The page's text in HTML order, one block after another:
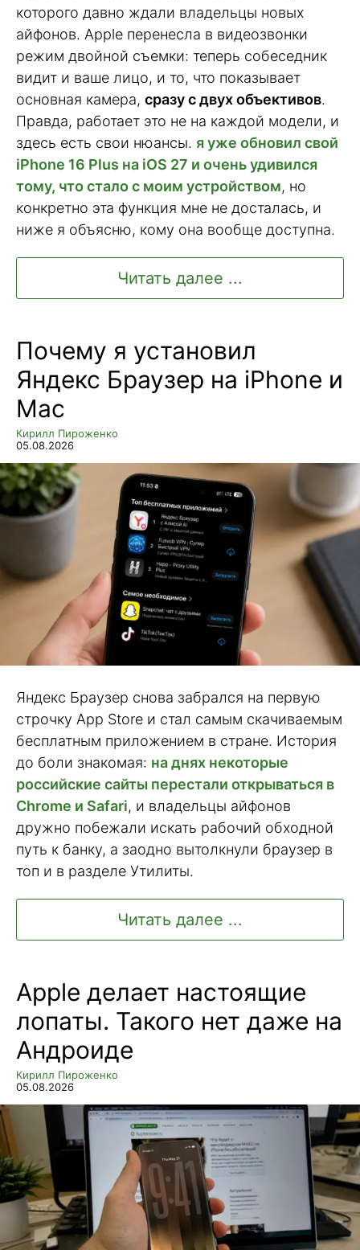
которого давно ждали владельцы новых
айфонов. Apple перенесла в видеозвонки
режим двойной съемки: теперь собеседник
видит и ваше лицо, и то, что показывает
основная камера, сразу с двух объективов.
Правда, работает это не на каждой модели, и
здесь есть свои нюансы. я уже обновил свой
iPhone 16 Plus на iOS 27 и очень удивился
тому, что стало с моим устройством, но
конкретно эта функция мне не досталась, и
ниже я объясню, кому она вообще доступна.
Читать далее ...
Почему я установил
Яндекс Браузер на iPhone и
Mac
Кирилл Пироженко
05.08.2026
Яндекс Браузер снова забрался на первую
строчку App Store и стал самым скачиваемым
бесплатным приложением в стране. История
до боли знакомая: на днях некоторые
российские сайты перестали открываться в
Chrome и Safari, и владельцы айфонов
дружно побежали искать рабочий обходной
путь к банку, а заодно вытолкнули браузер в
топ и в разделе Утилиты.
Читать далее ...
Apple делает настоящие
лопаты. Такого нет даже на
Андроиде
Кирилл Пироженко
05.08.2026